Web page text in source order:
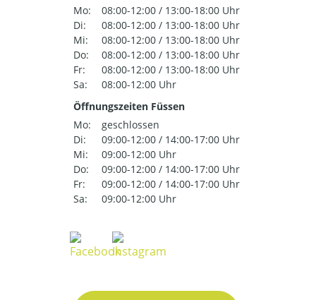
Mo:
08:00-12:00 / 13:00-18:00 Uhr
Di:
08:00-12:00 / 13:00-18:00 Uhr
Mi:
08:00-12:00 / 13:00-18:00 Uhr
Do:
08:00-12:00 / 13:00-18:00 Uhr
Fr:
08:00-12:00 / 13:00-18:00 Uhr
Sa:
08:00-12:00 Uhr
Öffnungszeiten Füssen
Mo:
geschlossen
Di:
09:00-12:00 / 14:00-17:00 Uhr
Mi:
09:00-12:00 Uhr
Do:
09:00-12:00 / 14:00-17:00 Uhr
Fr:
09:00-12:00 / 14:00-17:00 Uhr
Sa:
09:00-12:00 Uhr